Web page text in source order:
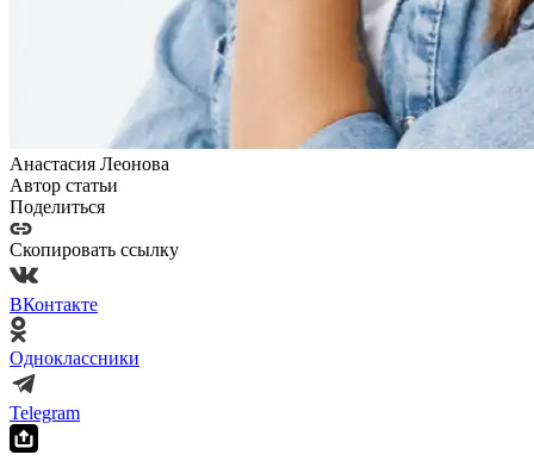
Анастасия Леонова
Автор статьи
Поделиться
Скопировать ссылку
ВКонтакте
Одноклассники
Telegram